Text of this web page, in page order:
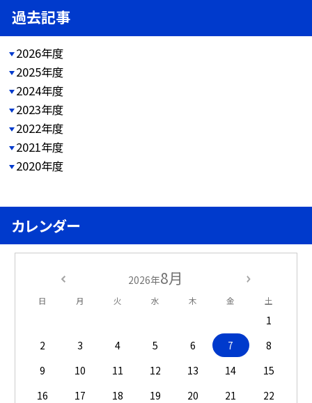
過去記事
2026年度
2025年度
2024年度
2023年度
2022年度
2021年度
2020年度
カレンダー
2026年8月
日 月 火 水 木 金 土
1
2
3 4 5 6 7
8
9
10 11 12 13 14
15
16
17 18 19 20 21
22